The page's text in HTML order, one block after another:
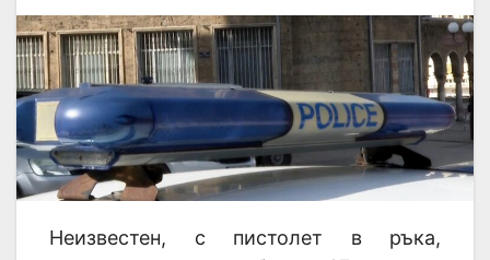
Неизвестен, с пистолет в ръка,